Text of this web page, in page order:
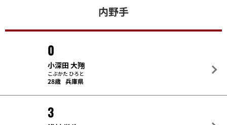
内野手
0
小深田 大翔
こぶかた ひろと
28歳 兵庫県
3